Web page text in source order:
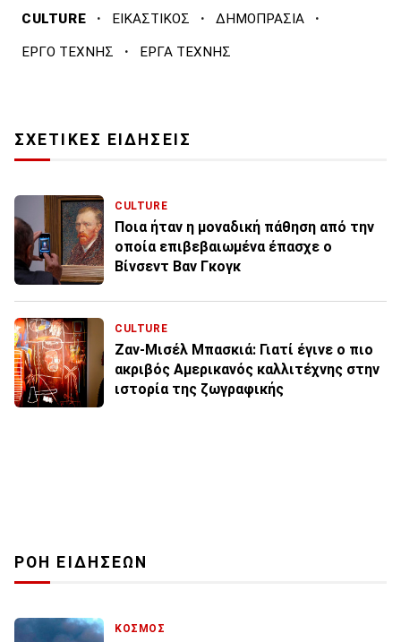
CULTURE · ΕΙΚΑΣΤΙΚΟΣ · ΔΗΜΟΠΡΑΣΙΑ ·
ΕΡΓΟ ΤΕΧΝΗΣ · ΕΡΓΑ ΤΕΧΝΗΣ
ΣΧΕΤΙΚΕΣ ΕΙΔΗΣΕΙΣ
CULTURE
Ποια ήταν η μοναδική πάθηση από την
οποία επιβεβαιωμένα έπασχε ο
Βίνσεντ Βαν Γκογκ
CULTURE
Ζαν-Μισέλ Μπασκιά: Γιατί έγινε ο πιο
ακριβός Αμερικανός καλλιτέχνης στην
ιστορία της ζωγραφικής
ΡΟΗ ΕΙΔΗΣΕΩΝ
ΚΟΣΜΟΣ